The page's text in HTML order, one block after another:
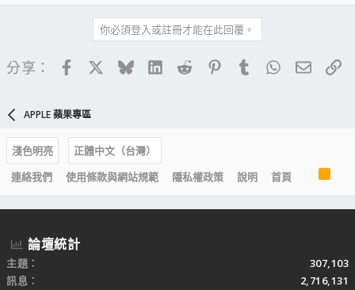
你必須登入或註冊才能在此回覆。
分享： FacebookBlueskyLinkedIn
Reddit PinterestTumblrWhatsApp
電子
APPLE 蘋果專區
淺色明亮
正體中文（台灣）
連絡我們
使用條款與網站規範 隱私權政策 說明 首頁
S
論壇統計
主題
307,103
訊息
2,716,131